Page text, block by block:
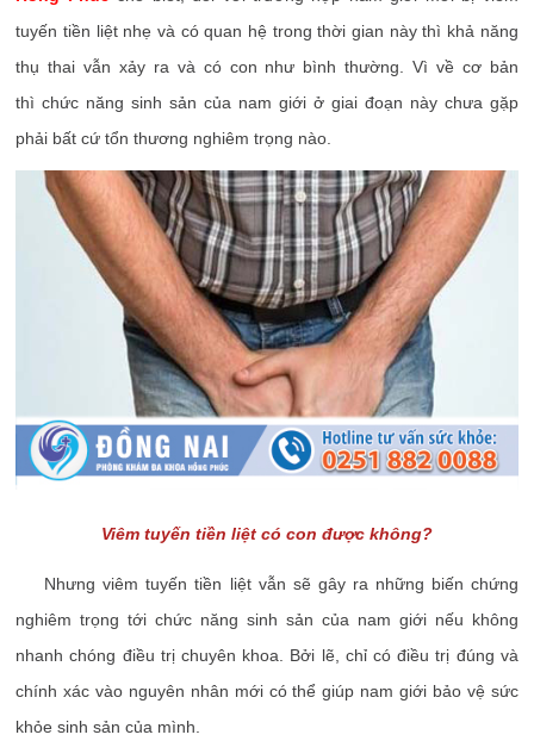
tuyến tiền liệt nhẹ và có quan hệ trong thời gian này thì khả năng
thụ thai vẫn xảy ra và có con như bình thường. Vì về cơ bản
thì chức năng sinh sản của nam giới ở giai đoạn này chưa gặp
phải bất cứ tổn thương nghiêm trọng nào.
Viêm tuyến tiền liệt có con được không?
Nhưng viêm tuyến tiền liệt vẫn sẽ gây ra những biến chứng
nghiêm trọng tới chức năng sinh sản của nam giới nếu không
nhanh chóng điều trị chuyên khoa. Bởi lẽ, chỉ có điều trị đúng và
chính xác vào nguyên nhân mới có thể giúp nam giới bảo vệ sức
khỏe sinh sản của mình.